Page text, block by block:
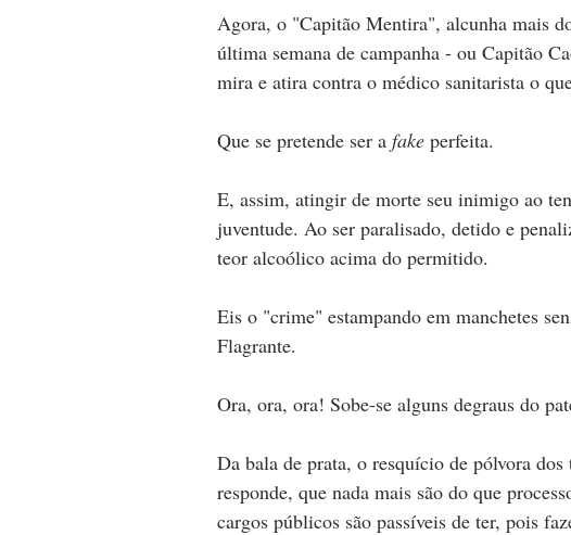
Agora, o "Capitão Mentira", alcunha mais
última semana de campanha - ou Capitão
mira e atira contra o médico sanitarista o
Que se pretende ser a fake perfeita.
E, assim, atingir de morte seu inimigo ao
juventude. Ao ser paralisado, detido e
teor alcoólico acima do permitido.
Eis o "crime" estampando em manchetes
Flagrante.
Ora, ora, ora! Sobe-se alguns degraus do
Da bala de prata, o resquício de pólvora
responde, que nada mais são do que
cargos públicos são passíveis de ter, pois